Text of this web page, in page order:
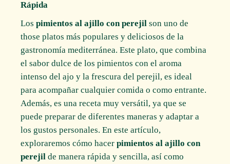
Rápida
Lospimientos al ajillo con perejil son uno de
those platos más populares y deliciosos de la
gastronomía mediterránea. Este plato, que combina
el sabor dulce de los pimientos con el aroma
intenso del ajo y la frescura del perejil, es ideal
para acompañar cualquier comida o como entrante.
Además, es una receta muy versátil, ya que se
puede preparar de diferentes maneras y adaptar a
los gustos personales. En este artículo,
exploraremos cómo hacerpimientos al ajillo con
perejil de manera rápida y sencilla, así como